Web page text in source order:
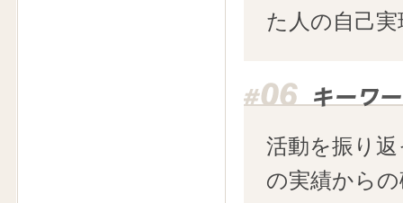
た人の自己
活動を振り
の実績から